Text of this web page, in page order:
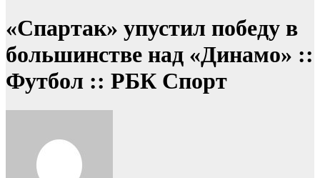
«Спартак» упустил победу в
большинстве над «Динамо» ::
Футбол :: РБК Спорт